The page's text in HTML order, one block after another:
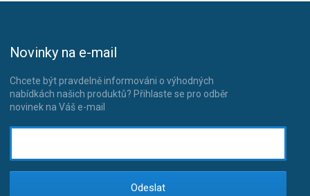
Novinky na e-mail
Chcete být pravdelně informováni o výhodných
nabídkách našich produktů? Přihlaste se pro odběr
novinek na Váš e-mail
Odeslat